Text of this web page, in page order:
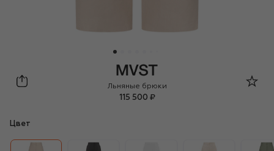
MVST
Льняные брюки
115 500 ₽
Цвет